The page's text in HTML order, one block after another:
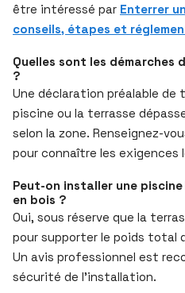
être intéressé par Enterrer
conseils, étapes et
Quelles sont les
?
Une déclaration préalable de
piscine ou la terrasse
selon la zone. Renseignez-
pour connaître les exigences
Peut-on installer une
en bois ?
Oui, sous réserve que la
pour supporter le poids total
Un avis professionnel est
sécurité de l’installation.